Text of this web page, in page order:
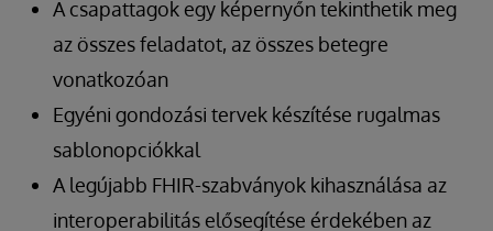
A csapattagok egy képernyőn tekinthetik meg
az összes feladatot, az összes betegre
vonatkozóan
Egyéni gondozási tervek készítése rugalmas
sablonopciókkal
A legújabb FHIR-szabványok kihasználása az
interoperabilitás elősegítése érdekében az